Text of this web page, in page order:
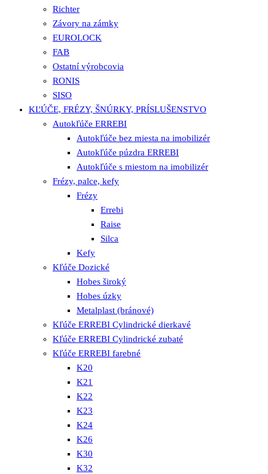
Richter
Závory na zámky
EUROLOCK
FAB
Ostatní výrobcovia
RONIS
SISO
KĽÚČE, FRÉZY, ŠNÚRKY, PRÍSLUŠENSTVO
Autokľúče ERREBI
Autokľúče bez miesta na imobilizér
Autokľúče púzdra ERREBI
Autokľúče s miestom na imobilizér
Frézy, palce, kefy
Frézy
Errebi
Raise
Silca
Kefy
Kľúče Dozické
Hobes široký
Hobes úzky
Metalplast (bránové)
Kľúče ERREBI Cylindrické dierkavé
Kľúče ERREBI Cylindrické zubaté
Kľúče ERREBI farebné
K20
K21
K22
K23
K24
K26
K30
K32